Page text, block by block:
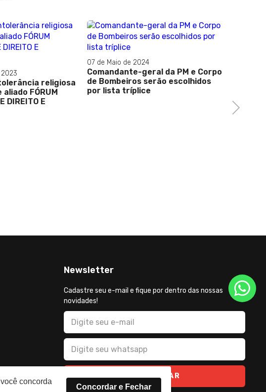
religiosa
FÓRUM
DIREITO E
07 de Maio de 2024
Comandante-geral da PM e Corpo
de Bombeiros serão escolhidos
por lista tríplice
Next
Newsletter
Cadastre seu e-mail e fique por dentro das nossas
novidades!
CADASTRAR
concorda
Concordar e Fechar